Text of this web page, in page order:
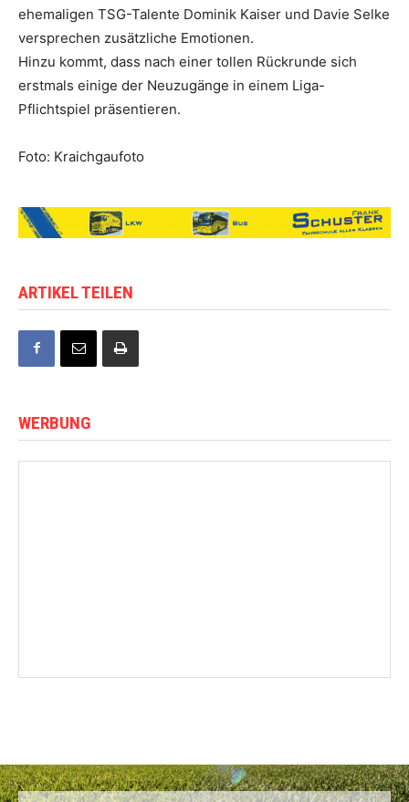
ehemaligen TSG-Talente Dominik Kaiser und Davie Selke
versprechen zusätzliche Emotionen.
Hinzu kommt, dass nach einer tollen Rückrunde sich
erstmals einige der Neuzugänge in einem Liga-
Pflichtspiel präsentieren.
Foto: Kraichgaufoto
ARTIKEL TEILEN
WERBUNG